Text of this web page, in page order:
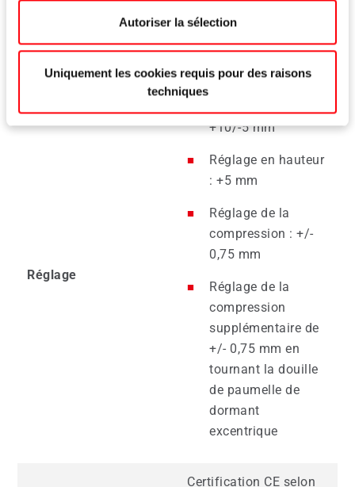
Autoriser la sélection
Uniquement les cookies requis pour des raisons
techniques
Zone de recouvrement 14 – 25,5 mm
Réglage
+10/-5 mm
Réglage en hauteur
: +5 mm
Réglage de la
compression : +/-
0,75 mm
Réglage de la
compression
supplémentaire de
+/- 0,75 mm en
tournant la douille
de paumelle de
dormant
excentrique
Certification CE selon